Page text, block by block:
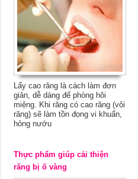
Lấy cao răng là cách làm đơn
giản, dễ dàng để phòng hôi
miệng. Khi răng có cao răng (vôi
răng) sẽ làm tồn đọng vi khuẩn,
hỏng nướu
Thực phẩm giúp cải thiện
răng bị ố vàng